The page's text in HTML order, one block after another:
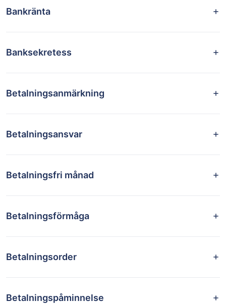
Bankränta
Banksekretess
Betalningsanmärkning
Betalningsansvar
Betalningsfri månad
Betalningsförmåga
Betalningsorder
Betalningspåminnelse